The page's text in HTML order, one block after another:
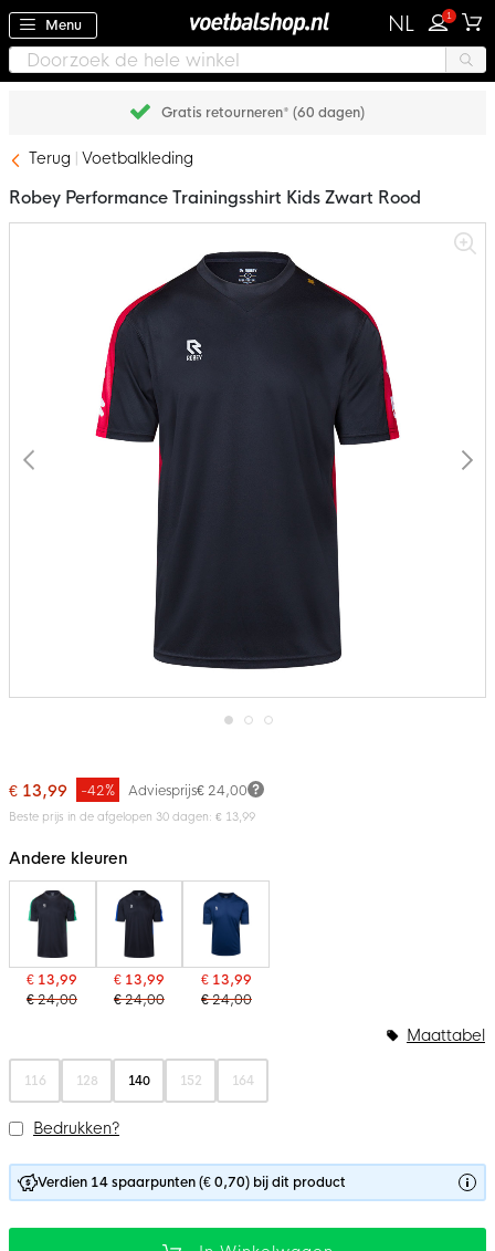
Menu NL 1
Gratis retourneren* (60 dagen)
Terug Voetbalkleding
begin
van
gallerij
Robey Performance Trainingsshirt Kids Zwart Rood
€ 13,99 Adviesprijs€ 24,00
-42%
Beste prijs in de afgelopen 30 dagen: € 13,99
Andere kleuren
€ 13,99
€ 24,00
€ 13,99
€ 24,00
€ 13,99
€ 24,00
116 128 140 152 164
Maattabel
Bedrukken?
Verdien 14 spaarpunten (€ 0,70) bij dit product